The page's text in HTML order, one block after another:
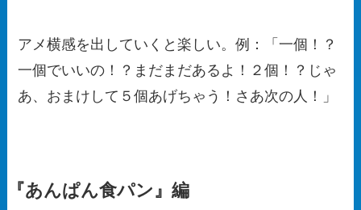
アメ横感を出していくと楽しい。例：「一個！？
一個でいいの！？まだまだあるよ！２個！？じゃ
あ、おまけして５個あげちゃう！さあ次の人！」
『あんぱん食パン』編